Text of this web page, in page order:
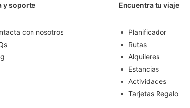
y soporte
con nosotros
Encuentra tu viaje
Planificador
Rutas
Alquileres
Estancias
Actividades
Tarjetas Regalo